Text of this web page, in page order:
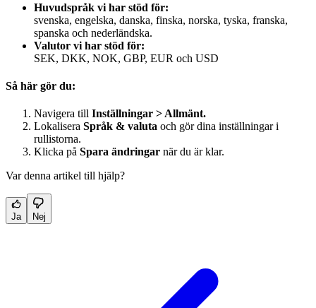
Huvudspråk vi har stöd för:
svenska, engelska, danska, finska, norska, tyska, franska,
spanska och nederländska.
Valutor vi har stöd för:
SEK, DKK, NOK, GBP, EUR och USD
Så här gör du:
Navigera till Inställningar > Allmänt.
Lokalisera Språk & valuta och gör dina inställningar i
rullistorna.
Klicka på Spara ändringar när du är klar.
Var denna artikel till hjälp?
Ja Nej